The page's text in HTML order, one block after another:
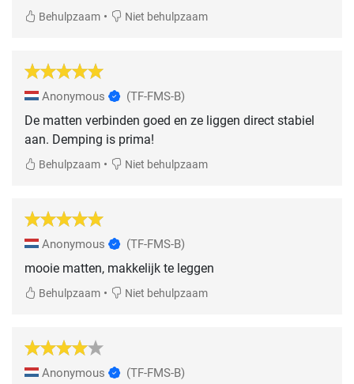
Behulpzaam • Niet behulpzaam
Anonymous (TF-FMS-B)
De matten verbinden goed en ze liggen direct stabiel
aan. Demping is prima!
Behulpzaam • Niet behulpzaam
Anonymous (TF-FMS-B)
mooie matten, makkelijk te leggen
Behulpzaam • Niet behulpzaam
Anonymous (TF-FMS-B)